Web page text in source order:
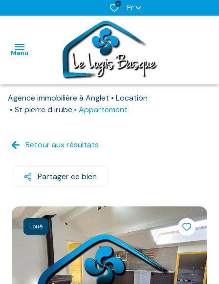
0 Fr
Menu
L'AGENCE
DISPONIBLES
PRO
BIENS
LOUES
PRO
NOS
DOSSIER DE
CANDIDATURE
Agence immobilière à Anglet
Location
St pierre d irube
Appartement
Retour aux résultats
Partager ce bien
Loué